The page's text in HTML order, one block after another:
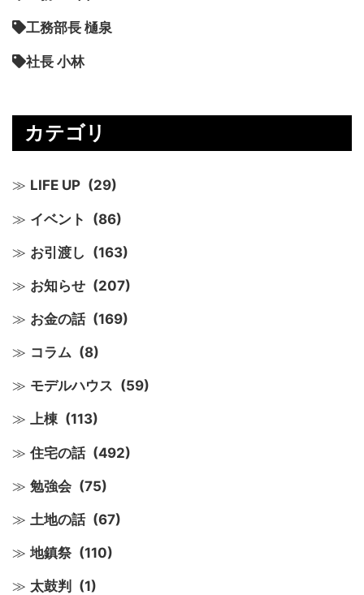
工務部長 樋泉
社長 小林
カテゴリ
LIFE UP (29)
イベント (86)
お引渡し (163)
お知らせ (207)
お金の話 (169)
コラム (8)
モデルハウス (59)
上棟 (113)
住宅の話 (492)
勉強会 (75)
土地の話 (67)
地鎮祭 (110)
太鼓判 (1)